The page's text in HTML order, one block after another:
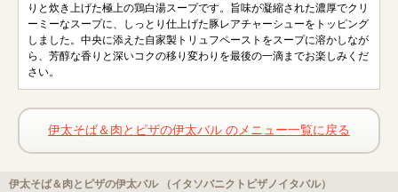
りと炊き上げた極上の鶏白湯スープです。旨味が凝縮された濃厚でクリ
ーミーなスープに、しっとり仕上げた豚レアチャーシューをトッピング
しました。中央に添えた自家製トリュフペーストをスープに溶かしなが
ら、芳醇な香りと深いコクの移り変わりを最後の一滴までお楽しみくだ
さい。
伊太そば＆肉とピザの伊太バル のメニュー一覧に戻る
伊太そば＆肉とピザの伊太バル （イタソバニクトピザノイタバル）